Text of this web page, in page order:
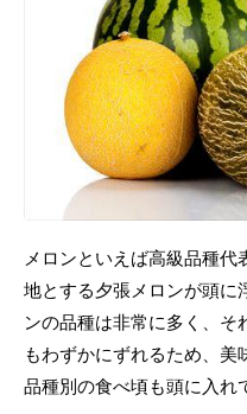
メロンといえば高級品種
地とする夕張メロンが頭に
ンの品種は非常に多く、そ
もわずかにずれるため、美
品種別の食べ頃も頭に入れ